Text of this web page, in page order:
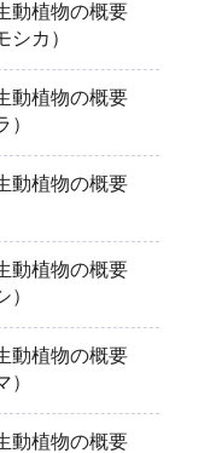
動植物の概要
シカ）
動植物の概要
）
動植物の概要
動植物の概要
）
動植物の概要
）
動植物の概要